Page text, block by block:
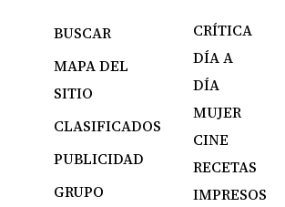
BUSCAR
MAPA DEL
SITIO
CLASIFICADOS
PUBLICIDAD
GRUPO
CRÍTICA
DÍA A
DÍA
MUJER
CINE
RECETAS
IMPRESOS